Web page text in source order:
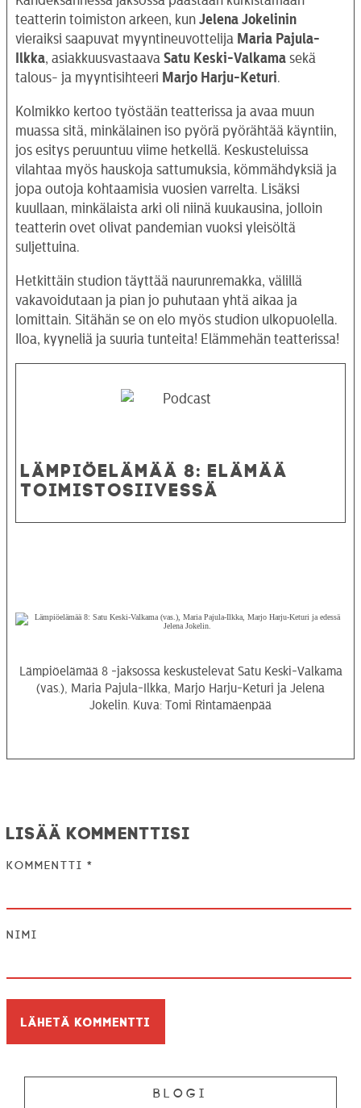
teatterin toimiston arkeen, kun Jelena Jokelinin
vieraiksi saapuvat myyntineuvottelija Maria Pajula-
Ilkka, asiakkuusvastaava Satu Keski-Valkama sekä
talous- ja myyntisihteeri Marjo Harju-Keturi.
Kolmikko kertoo työstään teatterissa ja avaa muun
muassa sitä, minkälainen iso pyörä pyörähtää käyntiin,
jos esitys peruuntuu viime hetkellä. Keskusteluissa
vilahtaa myös hauskoja sattumuksia, kömmähdyksiä ja
jopa outoja kohtaamisia vuosien varrelta. Lisäksi
kuullaan, minkälaista arki oli niinä kuukausina, jolloin
teatterin ovet olivat pandemian vuoksi yleisöltä
suljettuina.
Hetkittäin studion täyttää naurunremakka, välillä
vakavoidutaan ja pian jo puhutaan yhtä aikaa ja
lomittain. Sitähän se on elo myös studion ulkopuolella.
Iloa, kyyneliä ja suuria tunteita! Elämmehän teatterissa!
LÄMPIÖELÄMÄÄ 8: ELÄMÄÄ
TOIMISTOSIIVESSÄ
Lämpiöelämää 8 -jaksossa keskustelevat Satu Keski-Valkama
(vas.), Maria Pajula-Ilkka, Marjo Harju-Keturi ja Jelena
Jokelin. Kuva: Tomi Rintamäenpää
Lisää kommenttisi
Kommentti *
Nimi
Blogi